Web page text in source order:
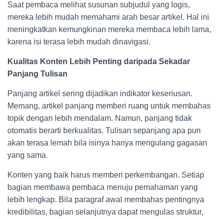
Saat pembaca melihat susunan subjudul yang logis,
mereka lebih mudah memahami arah besar artikel. Hal ini
meningkatkan kemungkinan mereka membaca lebih lama,
karena isi terasa lebih mudah dinavigasi.
Kualitas Konten Lebih Penting daripada Sekadar
Panjang Tulisan
Panjang artikel sering dijadikan indikator keseriusan.
Memang, artikel panjang memberi ruang untuk membahas
topik dengan lebih mendalam. Namun, panjang tidak
otomatis berarti berkualitas. Tulisan sepanjang apa pun
akan terasa lemah bila isinya hanya mengulang gagasan
yang sama.
Konten yang baik harus memberi perkembangan. Setiap
bagian membawa pembaca menuju pemahaman yang
lebih lengkap. Bila paragraf awal membahas pentingnya
kredibilitas, bagian selanjutnya dapat mengulas struktur,